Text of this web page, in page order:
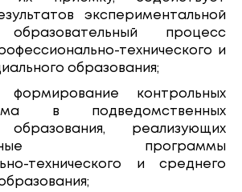
экспериментальной
процесс
технического и
образования;
формирование контрольных
в подведомственных
образования, реализующих
программы
технического и среднего